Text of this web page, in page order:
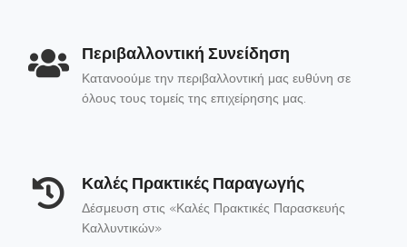
Περιβαλλοντική Συνείδηση
Κατανοούμε την περιβαλλοντική μας ευθύνη σε
όλους τους τομείς της επιχείρησης μας.
Καλές Πρακτικές Παραγωγής
Δέσμευση στις «Καλές Πρακτικές Παρασκευής
Καλλυντικών»